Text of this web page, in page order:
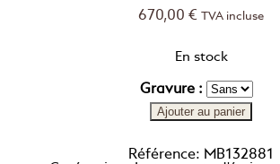
670,00 € TVA incluse
En stock
Gravure :
Ajouter au panier
Référence: MB132881